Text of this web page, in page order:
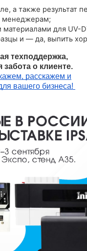
а также результат
менеджерам;
для UV-
и — да, выпить
техподдержка,
о клиенте.
расскажем и
вашего бизнеса!